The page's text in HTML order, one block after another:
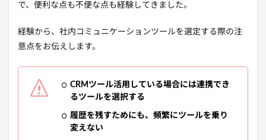
で、便利な点も不便な点も経験してきました。
経験から、社内コミュニケーションツールを選定する際の注
意点をお伝えします。
CRMツール活用している場合には連携でき
るツールを選択する
履歴を残すためにも、頻繁にツールを乗り
変えない